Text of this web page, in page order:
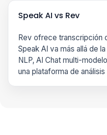
Speak AI vs Rev
Rev ofrece transcripción
Speak AI va más allá de
NLP, AI Chat multi-
una plataforma de